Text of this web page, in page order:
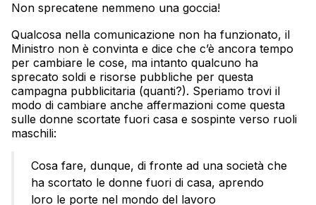
Non sprecatene nemmeno una goccia!
Qualcosa nella comunicazione non ha funzionato, il
Ministro non è convinta e dice che c’è ancora tempo
per cambiare le cose, ma intanto qualcuno ha
sprecato soldi e risorse pubbliche per questa
campagna pubblicitaria (quanti?). Speriamo trovi il
modo di cambiare anche affermazioni come questa
sulle donne scortate fuori casa e sospinte verso ruoli
maschili:
Cosa fare, dunque, di fronte ad una società che
ha scortato le donne fuori di casa, aprendo
loro le porte nel mondo del lavoro